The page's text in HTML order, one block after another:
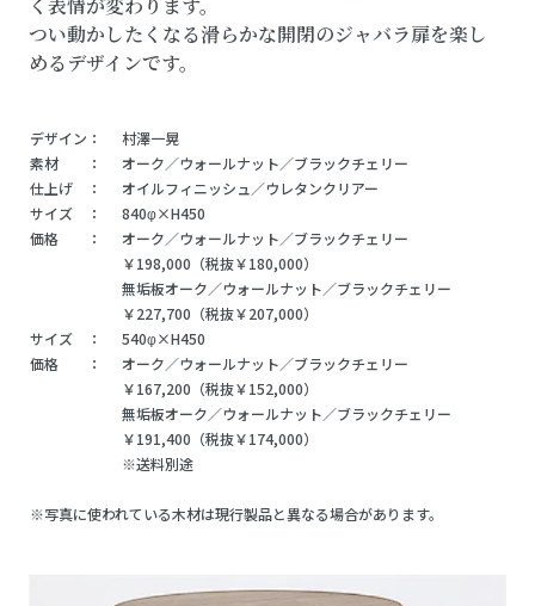
つい動かしたくなる滑らかな開閉のジャバラ扉を楽し
めるデザインです。
デザイン：
村澤一晃
素材 ：
オーク／ウォールナット／ブラックチェリー
仕上げ ：
オイルフィニッシュ／ウレタンクリアー
サイズ ：
840φ×H450
価格 ：
オーク／ウォールナット／ブラックチェリー
￥198,000（税抜￥180,000）
無垢板オーク／ウォールナット／ブラックチェリー
￥227,700（税抜￥207,000）
サイズ ：
540φ×H450
価格 ：
オーク／ウォールナット／ブラックチェリー
￥167,200（税抜￥152,000）
無垢板オーク／ウォールナット／ブラックチェリー
￥191,400（税抜￥174,000）
※送料別途
※写真に使われている木材は現行製品と異なる場合があります。